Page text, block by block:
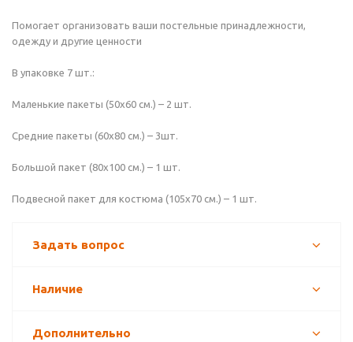
Помогает организовать ваши постельные принадлежности,
одежду и другие ценности
В упаковке 7 шт.:
Маленькие пакеты (50х60 см.) – 2 шт.
Средние пакеты (60х80 см.) – 3шт.
Большой пакет (80х100 см.) – 1 шт.
Подвесной пакет для костюма (105х70 см.) – 1 шт.
Задать вопрос
Наличие
Дополнительно